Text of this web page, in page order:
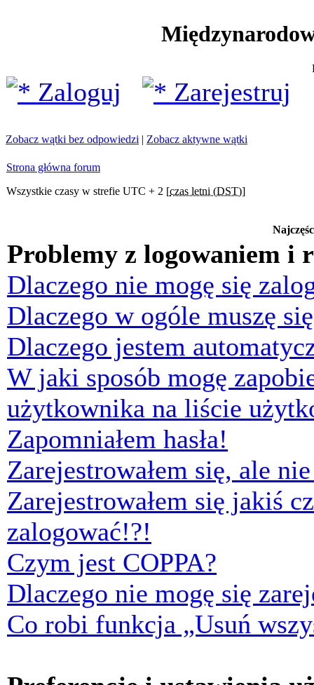
Zaloguj Zarejestruj
Zobacz wątki bez odpowiedzi | Zobacz aktywne wątki
Strona główna forum
Wszystkie czasy w strefie UTC + 2 [czas letni (DST)]
Problemy z logowaniem i
Dlaczego nie mogę się
Dlaczego w ogóle muszę
Dlaczego jestem
W jaki sposób mogę
użytkownika na liście
Zapomniałem hasła!
Zarejestrowałem się, ale
Zarejestrowałem się jakiś
zalogować!?!
Czym jest COPPA?
Dlaczego nie mogę się
Co robi funkcja „Usuń